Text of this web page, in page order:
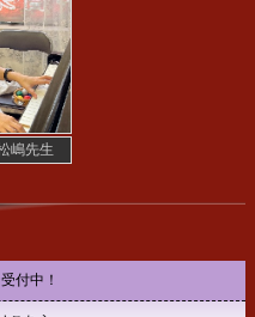
嶋先生
付中！